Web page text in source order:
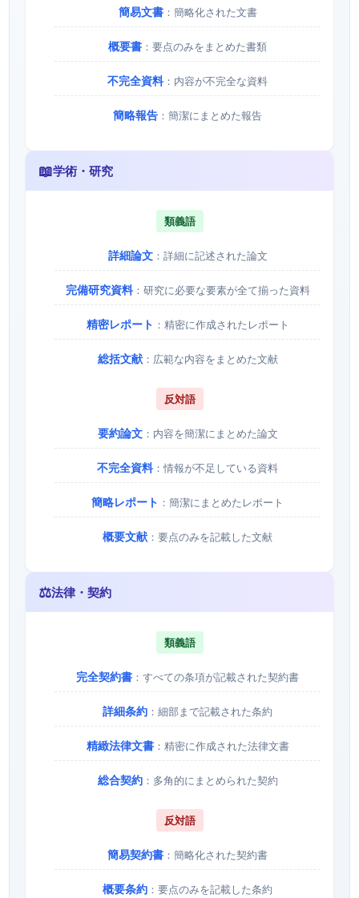
簡易文書：簡略化された文書
概要書 ：要点のみをまとめた書類
不完全資料：内容が不完全な資料
簡略報告 ：簡潔にまとめた報告
📖学術・研究
類義語
詳細論文：詳細に記述された論文
完備研究資料：研究に必要な要素が全て揃った資料
精密レポート ：精密に作成されたレポート
総括文献：広範な内容をまとめた文献
反対語
要約論文：内容を簡潔にまとめた論文
不完全資料：情報が不足している資料
簡略レポート ：簡潔にまとめたレポート
概要文献 ：要点のみを記載した文献
⚖️法律・契約
類義語
完全契約書 ：すべての条項が記載された契約書
詳細条約 ：細部まで記載された条約
精緻法律文書：精密に作成された法律文書
総合契約：多角的にまとめられた契約
反対語
簡易契約書 ：簡略化された契約書
概要条約 ：要点のみを記載した条約